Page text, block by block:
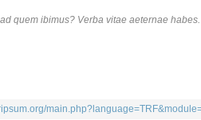
quem ibimus? Verba vitae aeternae